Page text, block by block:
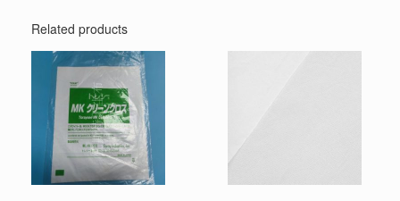
Related products